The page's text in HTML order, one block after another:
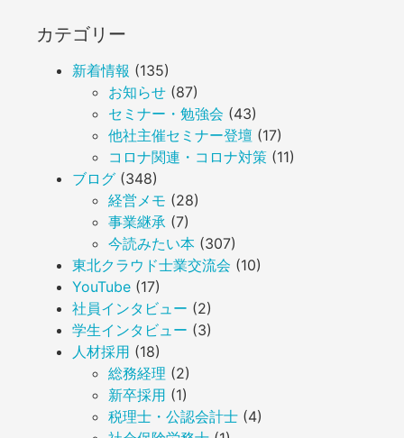
カテゴリー
新着情報 (135)
お知らせ (87)
セミナー・勉強会 (43)
他社主催セミナー登壇 (17)
コロナ関連・コロナ対策 (11)
ブログ (348)
経営メモ (28)
事業継承 (7)
今読みたい本 (307)
東北クラウド士業交流会 (10)
YouTube (17)
社員インタビュー (2)
学生インタビュー (3)
人材採用 (18)
総務経理 (2)
新卒採用 (1)
税理士・公認会計士 (4)